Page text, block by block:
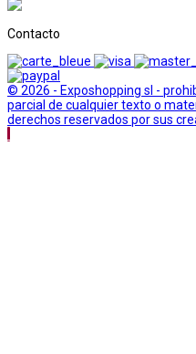
Contacto
© 2026 - Exposhopping sl -
parcial de cualquier texto o
derechos reservados por sus